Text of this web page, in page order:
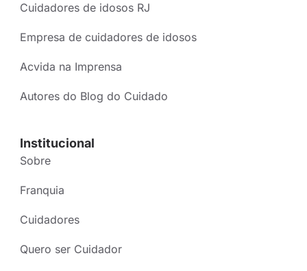
Cuidadores de idosos RJ
Empresa de cuidadores de idosos
Acvida na Imprensa
Autores do Blog do Cuidado
Institucional
Sobre
Franquia
Cuidadores
Quero ser Cuidador